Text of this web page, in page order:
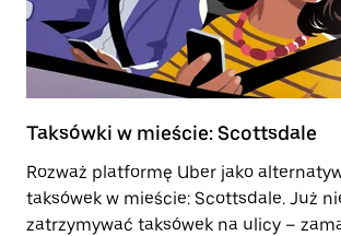
Taksówki w mieście: Scottsdale
Rozważ platformę Uber jako
taksówek w mieście: Scottsdale. Już
zatrzymywać taksówek na ulicy –